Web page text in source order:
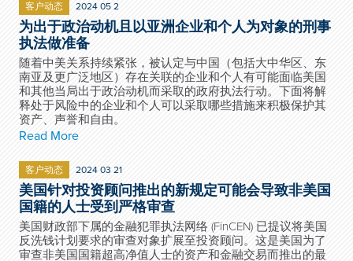
客户动态 2024 05 2
为出于政治动机且以亚洲企业和个人为对象的刑事
执法做准备
随着中美关系持续紧张，被认定与中国（包括大中华区、东
南亚及更广泛地区）存在关联的企业和个人有可能面临美国
和其他当局出于政治动机而采取的政府执法行动。下面将解
释处于风险中的企业和个人可以采取哪些措施来积极保护其
资产、声誉和自由。
Read More
客户动态 2024 03 21
美国针对投资顾问推出的新规定可能会导致非美国
国籍的人士受到严格审查
美国财政部下属的金融犯罪执法网络 (FinCEN) 已提议将美国
反洗钱计划要求的审查对象扩展至投资顾问。这是美国为了
审查非美国国籍超高净值人士的资产和金融交易而推出的最